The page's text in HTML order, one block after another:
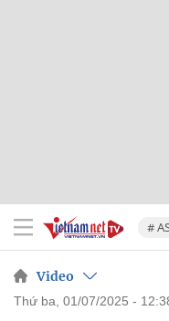
#
Video
thứ ba, 01/07/2025 -